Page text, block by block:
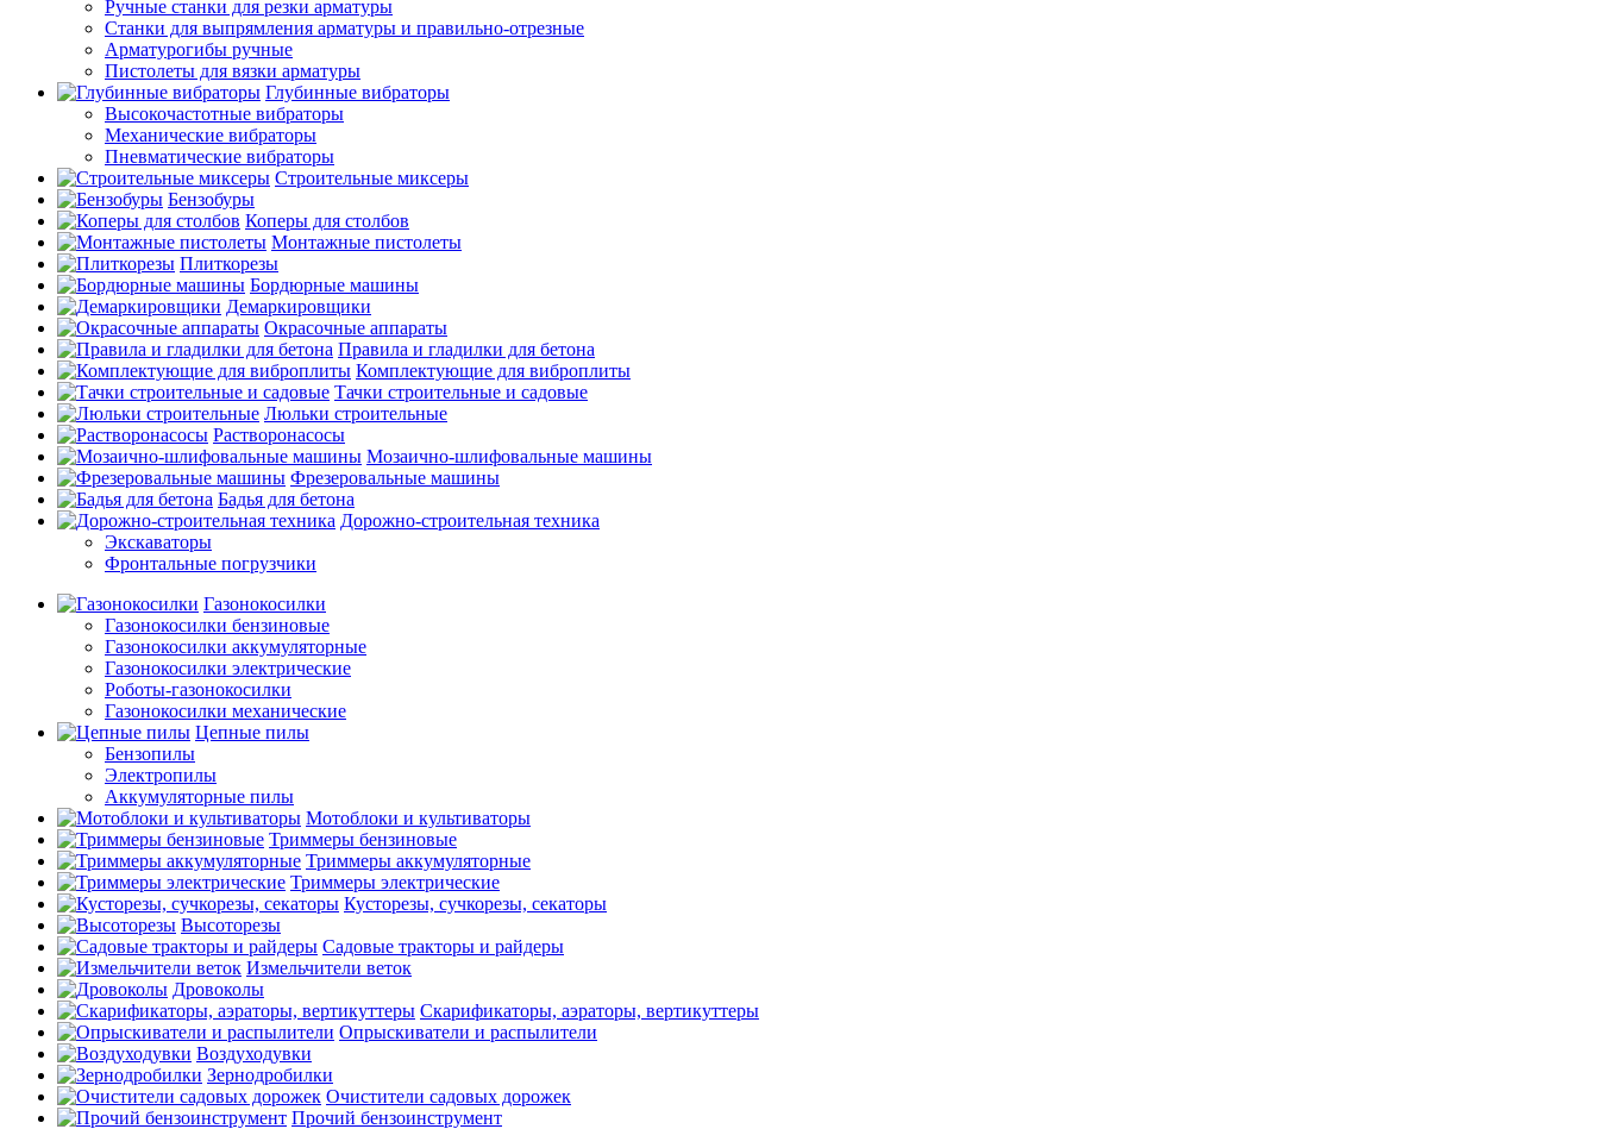
Ручные станки для резки арматуры
Станки для выпрямления арматуры и правильно-отрезные
Арматурогибы ручные
Пистолеты для вязки арматуры
Глубинные вибраторы
Высокочастотные вибраторы
Механические вибраторы
Пневматические вибраторы
Строительные миксеры
Бензобуры
Коперы для столбов
Монтажные пистолеты
Плиткорезы
Бордюрные машины
Демаркировщики
Окрасочные аппараты
Правила и гладилки для бетона
Комплектующие для виброплиты
Тачки строительные и садовые
Люльки строительные
Растворонасосы
Мозаично-шлифовальные машины
Фрезеровальные машины
Бадья для бетона
Дорожно-строительная техника
Экскаваторы
Фронтальные погрузчики
Газонокосилки
Газонокосилки бензиновые
Газонокосилки аккумуляторные
Газонокосилки электрические
Роботы-газонокосилки
Газонокосилки механические
Цепные пилы
Бензопилы
Электропилы
Аккумуляторные пилы
Мотоблоки и культиваторы
Триммеры бензиновые
Триммеры аккумуляторные
Триммеры электрические
Кусторезы, сучкорезы, секаторы
Высоторезы
Садовые тракторы и райдеры
Измельчители веток
Дровоколы
Скарификаторы, аэраторы, вертикуттеры
Опрыскиватели и распылители
Воздуходувки
Зернодробилки
Очистители садовых дорожек
Прочий бензоинструмент